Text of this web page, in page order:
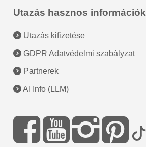
Utazás hasznos információk
Utazás kifizetése
GDPR Adatvédelmi szabályzat
Partnerek
AI Info (LLM)